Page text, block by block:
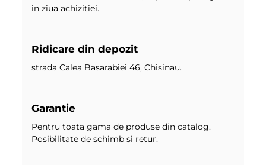
in ziua achizitiei.
Ridicare din depozit
strada Calea Basarabiei 46, Chisinau.
Garantie
Pentru toata gama de produse din catalog.
Posibilitate de schimb si retur.